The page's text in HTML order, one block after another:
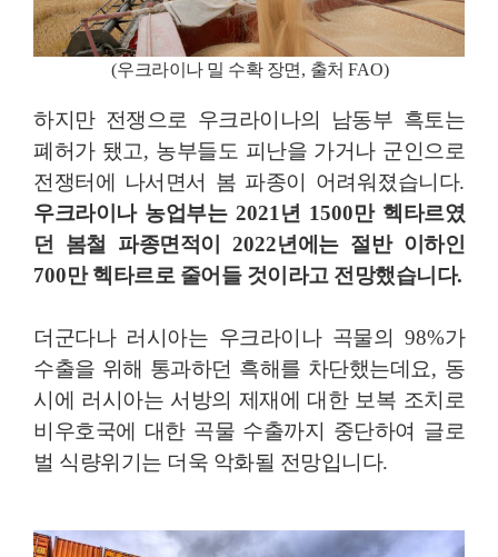
(우크라이나 밀 수확 장면 , 출처FAO)
하지만 전쟁으로 우크라이나의 남동부 흑토는
폐허가 됐고, 농부들도 피난을 가거나 군인으로
전쟁터에 나서면서 봄 파종이 어려워졌습니다.
우크라이나 농업부는 2021 년 1500만 헥타르였
던 봄철 파종면적이2022년에는 절반 이하인
700만 헥타르로 줄어들 것이라고 전망했습니다.
더군다나 러시아는 우크라이나 곡물의 98%가
수출을 위해 통과하던 흑해를 차단했는데요, 동
시에 러시아는 서방의 제재에 대한 보복 조치로
비우호국에 대한 곡물 수출까지 중단하여 글로
벌 식량위기는 더욱 악화될 전망입니다.